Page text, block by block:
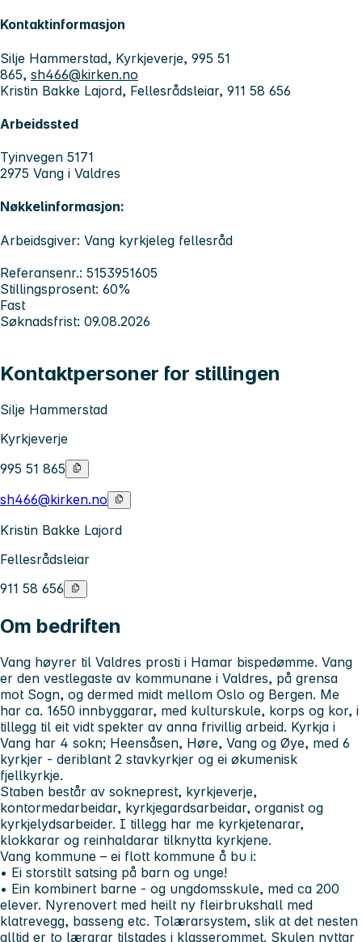
Kontaktinformasjon
Silje Hammerstad, Kyrkjeverje, 995 51
865, sh466@kirken.no
Kristin Bakke Lajord, Fellesrådsleiar, 911 58 656
Arbeidssted
Tyinvegen 5171
2975 Vang i Valdres
Nøkkelinformasjon:
Arbeidsgiver: Vang kyrkjeleg fellesråd
Referansenr.: 5153951605
Stillingsprosent: 60%
Fast
Søknadsfrist: 09.08.2026
Kontaktpersoner for stillingen
Silje Hammerstad
Kyrkjeverje
995 51 865
sh466@kirken.no
Kristin Bakke Lajord
Fellesrådsleiar
911 58 656
Om bedriften
Vang høyrer til Valdres prosti i Hamar bispedømme. Vang
er den vestlegaste av kommunane i Valdres, på grensa
mot Sogn, og dermed midt mellom Oslo og Bergen. Me
har ca. 1650 innbyggarar, med kulturskule, korps og kor, i
tillegg til eit vidt spekter av anna frivillig arbeid. Kyrkja i
Vang har 4 sokn; Heensåsen, Høre, Vang og Øye, med 6
kyrkjer - deriblant 2 stavkyrkjer og ei økumenisk
fjellkyrkje.
Staben består av sokneprest, kyrkjeverje,
kontormedarbeidar, kyrkjegardsarbeidar, organist og
kyrkjelydsarbeider. I tillegg har me kyrkjetenarar,
klokkarar og reinhaldarar tilknytta kyrkjene.
Vang kommune – ei flott kommune å bu i:
• Ei storstilt satsing på barn og unge!
• Ein kombinert barne - og ungdomsskule, med ca 200
elever. Nyrenovert med heilt ny fleirbrukshall med
klatrevegg, basseng etc. Tolærarsystem, slik at det nesten
alltid er to lærarar tilstades i klasserommet. Skulen nyttar